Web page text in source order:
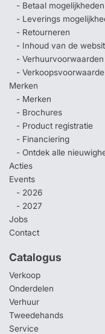
- Betaal mogelijkheden
- Leverings
- Retourneren
- Inhoud van de
- Verhuurvoorwaarden
-
Merken
- Merken
- Brochures
- Product registratie
- Financiering
- Ontdek alle
Acties
Events
- 2026
- 2027
Jobs
Contact
Catalogus
Verkoop
Onderdelen
Verhuur
Tweedehands
Service